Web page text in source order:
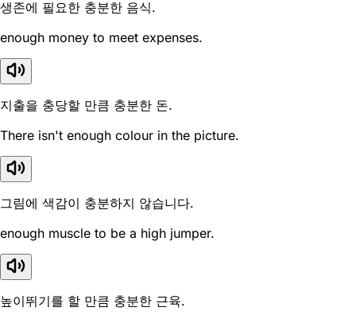
생존에 필요한 충분한 음식.
enough money to meet expenses.
지출을 충당할 만큼 충분한 돈.
There isn't enough colour in the picture.
그림에 색감이 충분하지 않습니다.
enough muscle to be a high jumper.
높이뛰기를 할 만큼 충분한 근육.